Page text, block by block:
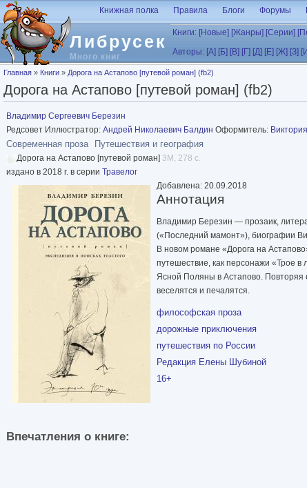
Перейти к основному содержанию
Либрусек
Много книг
Книжная полка Правила Блоги Форумы
Книги: [Новые] [Жанры] [Серии]
Авторы: [А] [Б] [В] [Г] [Д] [Е] [Ж] [З]
Вы здесь
Главная » Книги » Дорога на Астапово [путевой роман] (fb2)
Дорога на Астапово [путевой роман] (fb2)
Владимир Сергеевич Березин
Редсовет Иллюстратор: Андрей Николаевич Балдин Оформитель:
Современная проза Путешествия и география
Дорога на Астапово [путевой роман] 3M, 278 с.
издано в 2018 г. в серии Травелог
Добавлена: 20.09.2018
Аннотация
Владимир Березин — прозаик,
(«Последний мамонт»), биографии
В новом романе «Дорога на
путешествие, как персонажи «Трое в
Ясной Поляны в Астапово. Повторяя
веселятся и печалятся.
философская проза
дорожные приключения
путешествия по России
Редакция Елены Шубиной
16+
Впечатления о книге: